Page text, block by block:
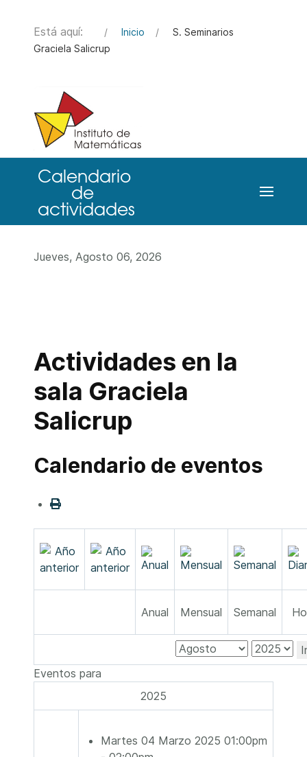
Está aquí: Inicio
S. Seminarios
Graciela Salicrup
Jueves, Agosto 06, 2026
Actividades en la
sala Graciela
Salicrup
Calendario de eventos
Anual Mensual Semanal
Eventos para
2025
Martes 04 Marzo 2025 01:00pm